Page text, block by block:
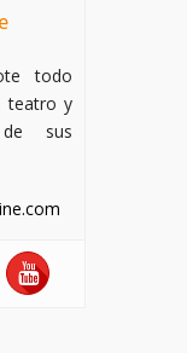
todo
teatro y
sus